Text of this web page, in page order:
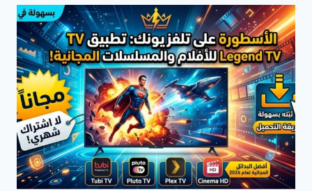
يعمل
–
إصلاح
الأخطاء
وحلول
فعّالة
خطوة
بخطوة